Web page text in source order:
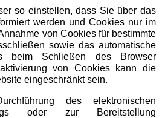
so einstellen, dass Sie über das
werden und Cookies nur im
von Cookies für bestimmte
sowie das automatische
beim Schließen des Browser
von Cookies kann die
eingeschränkt sein.
des elektronischen
oder zur Bereitstellung